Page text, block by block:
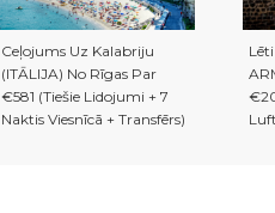
Ceļojums Uz Kalabriju
(ITĀLIJA) No Rīgas Par
€581 (Tiešie Lidojumi + 7
Naktis Viesnīcā + Transfērs)